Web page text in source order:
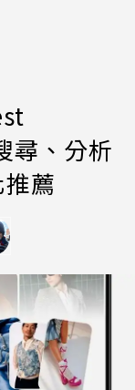
尋、分析
薦